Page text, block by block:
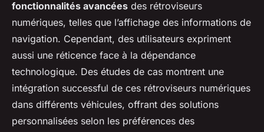
fonctionnalités avancées des rétroviseurs
numériques, telles que l’affichage des informations de
navigation. Cependant, des utilisateurs expriment
aussi une réticence face à la dépendance
technologique. Des études de cas montrent une
intégration successful de ces rétroviseurs numériques
dans différents véhicules, offrant des solutions
personnalisées selon les préférences des